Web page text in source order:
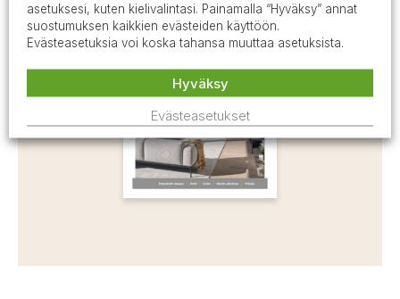
asetuksesi, kuten kielivalintasi. Painamalla “Hyväksy” annat
suostumuksen kaikkien evästeiden käyttöön.
Evästeasetuksia voi koska tahansa muuttaa asetuksista.
Evästeasetukset
Hyväksy